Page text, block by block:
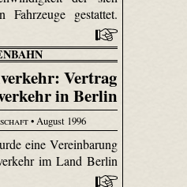
Fahrzeuge gestattet.
Vertrag
in Berlin
• August 1996
eine Vereinbarung
im Land Berlin